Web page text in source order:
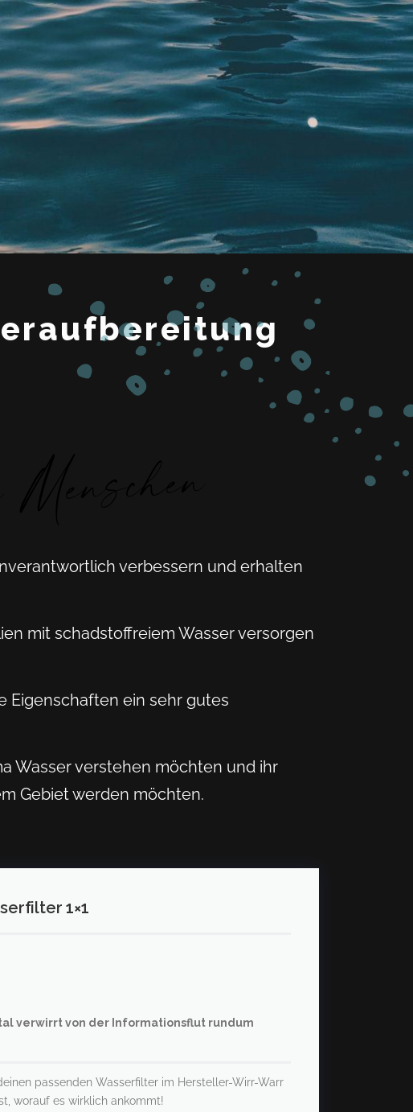
verbessern und erhalten
mit schadstoffreiem Wasser versorgen
Eigenschaften ein sehr gutes
Wasser verstehen möchten und ihr
Gebiet werden möchten.
1×1
verwirrt von der Informationsflut rundum
passenden Wasserfilter im Hersteller-Wirr-Warr
worauf es wirklich ankommt!